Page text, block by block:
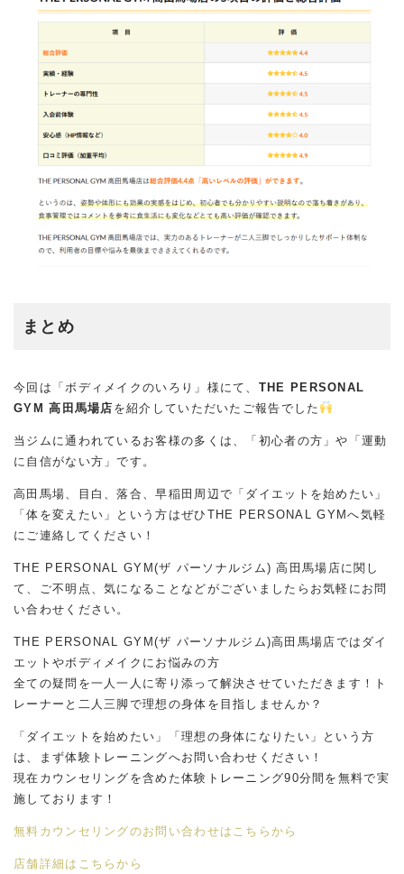
まとめ
今回は「ボディメイクのいろり」様にて、 THE PERSONAL
GYM 高田馬場店 を紹介していただいたご報告でした
当ジムに通われているお客様の多くは、「初心者の方」や「運動
に自信がない方」です。
高田馬場、目白、落合、早稲田周辺で「ダイエットを始めたい」
「体を変えたい」という方はぜひTHE PERSONAL GYMへ気軽
にご連絡してください！
THE PERSONAL GYM(ザ パーソナルジム) 高田馬場店に関し
て、ご不明点、気になることなどがございましたらお気軽にお問
い合わせください。
THE PERSONAL GYM(ザ パーソナルジム)高田馬場店ではダイ
エットやボディメイクにお悩みの方
全ての疑問を一人一人に寄り添って解決させていただきます！ト
レーナーと二人三脚で理想の身体を目指しませんか？
「ダイエットを始めたい」「理想の身体になりたい」という方
は、まず体験トレーニングへお問い合わせください！
現在カウンセリングを含めた体験トレーニング90分間を無料で実
施しております！
無料カウンセリングのお問い合わせはこちらから
店舗詳細はこちらから